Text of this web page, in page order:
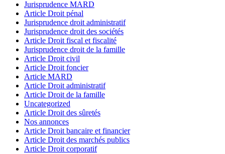
Jurisprudence MARD
Article Droit pénal
Jurisprudence droit administratif
Jurisprudence droit des sociétés
Article Droit fiscal et fiscalité
Jurisprudence droit de la famille
Article Droit civil
Article Droit foncier
Article MARD
Article Droit administratif
Article Droit de la famille
Uncategorized
Article Droit des sûretés
Nos annonces
Article Droit bancaire et financier
Article Droit des marchés publics
Article Droit corporatif